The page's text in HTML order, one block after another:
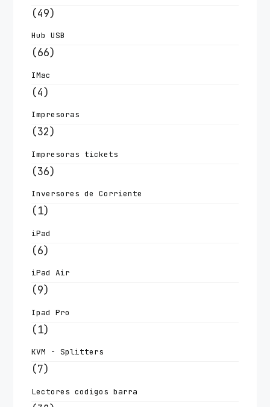
(49)
Hub USB
(66)
IMac
(4)
Impresoras
(32)
Impresoras tickets
(36)
Inversores de Corriente
(1)
iPad
(6)
iPad Air
(9)
Ipad Pro
(1)
KVM - Splitters
(7)
Lectores codigos barra